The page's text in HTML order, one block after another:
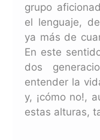
grupo
el lenguaje,
ya más de
En este
dos
entender la
y, ¡cómo no!,
estas alturas,